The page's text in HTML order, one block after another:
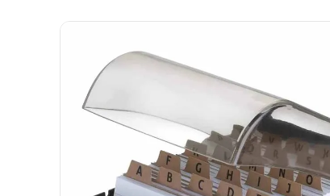
mala
papel higienico